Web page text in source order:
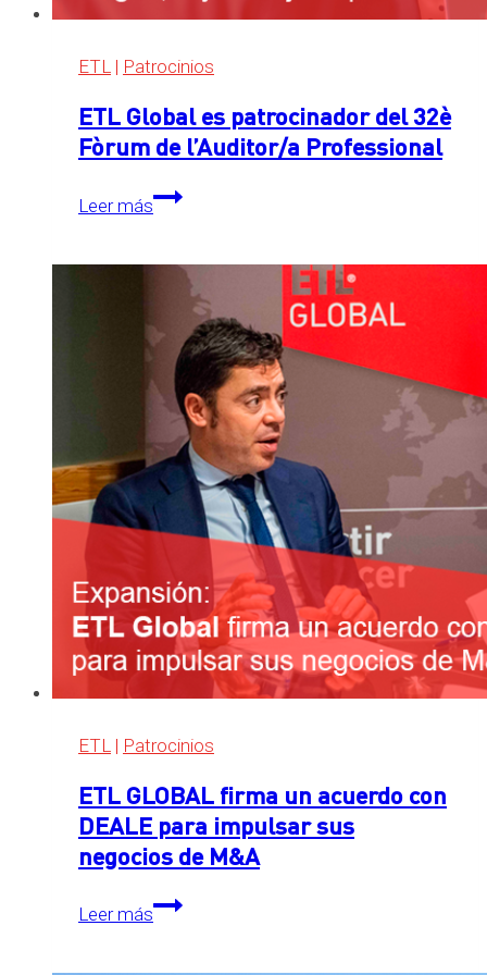
ETL | Patrocinios
ETL Global es patrocinador del 32è
Fòrum de l’Auditor/a Professional
Leer más
ETL
Global
patrocinador
32è
Fòrum
de
l’Auditor/a
Professional
ETL | Patrocinios
ETL GLOBAL firma un acuerdo con
DEALE para impulsar sus
negocios de M&A
Leer más
ETL
GLOBAL